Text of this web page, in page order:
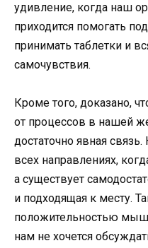
удивление, когда наш
приходится помогать
принимать таблетки и
самочувствия.
Кроме того, доказано,
от процессов в нашей
достаточно явная
всех направлениях,
а существует
и подходящая к месту.
положительностью
нам не хочется